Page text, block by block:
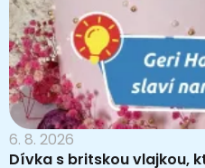
6. 8. 2026
Dívka s britskou vlajkou,